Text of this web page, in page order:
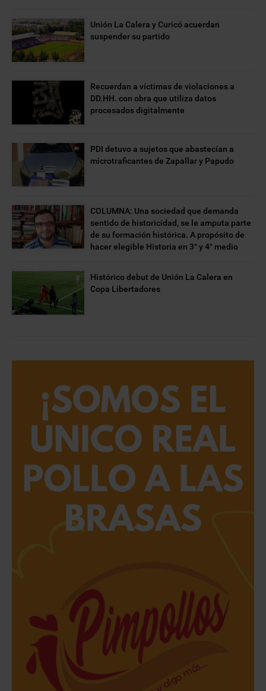
Unión La Calera y Curicó acuerdan
suspender su partido
Recuerdan a víctimas de violaciones a
DD.HH. con obra que utiliza datos
procesados digitalmente
PDI detuvo a sujetos que abastecían a
microtraficantes de Zapallar y Papudo
COLUMNA: Una sociedad que demanda
sentido de historicidad, se le amputa parte
de su formación histórica. A propósito de
hacer elegible Historia en 3° y 4° medio
Histórico debut de Unión La Calera en
Copa Libertadores